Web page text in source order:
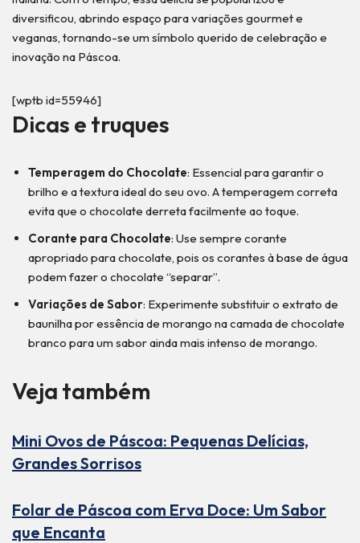
diversificou, abrindo espaço para variações gourmet e
veganas, tornando-se um símbolo querido de celebração e
inovação na Páscoa.
[wptb id=55946]
Dicas e truques
Temperagem do Chocolate: Essencial para garantir o
brilho e a textura ideal do seu ovo. A temperagem correta
evita que o chocolate derreta facilmente ao toque.
Corante para Chocolate: Use sempre corante
apropriado para chocolate, pois os corantes à base de água
podem fazer o chocolate “separar”.
Variações de Sabor: Experimente substituir o extrato de
baunilha por essência de morango na camada de chocolate
branco para um sabor ainda mais intenso de morango.
Veja também
Mini Ovos de Páscoa: Pequenas Delícias,
Grandes Sorrisos
Folar de Páscoa com Erva Doce: Um Sabor
que Encanta